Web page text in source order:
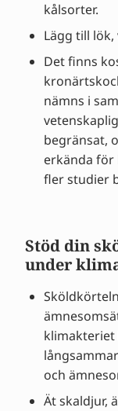
kålsorter.
Lägg till
Det finns
nämns i
begränsat,
erkända för
fler studier
Stöd din
under
och
Ät skaldjur,